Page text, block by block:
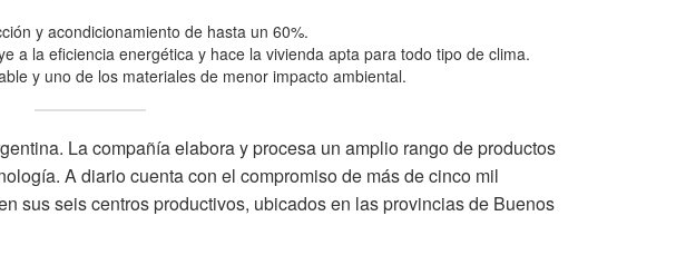
y acondicionamiento de hasta un 60%.
a la eficiencia energética y hace la vivienda apta para todo tipo de clima.
y uno de los materiales de menor impacto ambiental.
La compañía elabora y procesa un amplio rango de productos
A diario cuenta con el compromiso de más de cinco mil
sus seis centros productivos, ubicados en las provincias de Buenos